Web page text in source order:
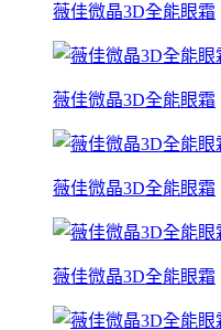
薇佳微晶3D全能眼霜
薇佳微晶3D全能眼霜
薇佳微晶3D全能眼霜
薇佳微晶3D全能眼霜